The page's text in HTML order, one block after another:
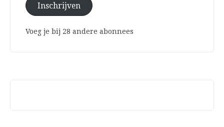
Inschrijven
Voeg je bij 28 andere abonnees